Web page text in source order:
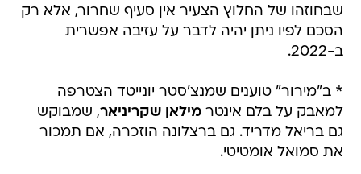
שבחוזהו של החלוץ הצעיר אין סעיף שחרור, אלא רק
הסכם לפיו ניתן יהיה לדבר על עזיבה אפשרית
ב-2022.
* ב"מירור" טוענים שמנצ'סטר יונייטד הצטרפה
למאבק על בלם אינטרמילאן שקריניאר, שמבוקש
גם בריאל מדריד. גם ברצלונה הוזכרה, אם תמכור
את סמואל אומטיטי.